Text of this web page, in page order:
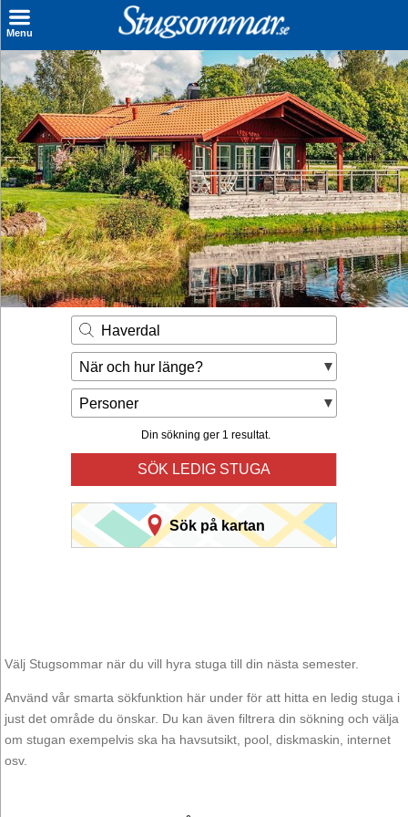
Menu
Sök stuga
Sista Minuten
Genvägar
Inspiration
Kontakt
Husägare
Se hur mycket du kan tjäna
Räkna ut din
hyresintäkt
Haverdal
När och hur länge?
Personer
Din sökning ger 1 resultat.
SÖK LEDIG STUGA
Sök på kartan
Välj Stugsommar när du vill hyra stuga till din nästa semester.
Använd vår smarta sökfunktion här under för att hitta en ledig stuga i
just det område du önskar. Du kan även filtrera din sökning och välja
om stugan exempelvis ska ha havsutsikt, pool, diskmaskin, internet
osv.